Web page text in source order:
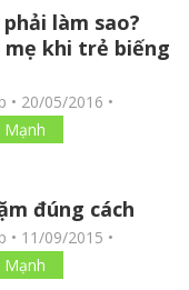
làm sao?
mẹ khi trẻ biếng
• 20/05/2016 •
Mạnh
đúng cách
• 11/09/2015 •
Mạnh